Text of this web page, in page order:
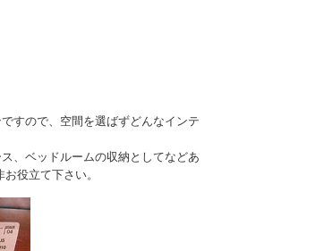
すので、空間を選ばずどんなインテ
、ベッドルームの収納としてなどあ
役立て下さい。